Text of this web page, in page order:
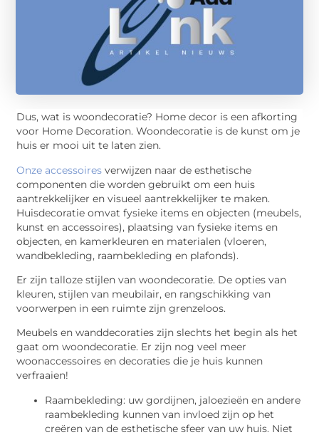
Dus, wat is woondecoratie? Home decor is een afkorting
voor Home Decoration. Woondecoratie is de kunst om je
huis er mooi uit te laten zien.
Onze accessoires verwijzen naar de esthetische
componenten die worden gebruikt om een ​​huis
aantrekkelijker en visueel aantrekkelijker te maken.
Huisdecoratie omvat fysieke items en objecten (meubels,
kunst en accessoires), plaatsing van fysieke items en
objecten, en kamerkleuren en materialen (vloeren,
wandbekleding, raambekleding en plafonds).
Er zijn talloze stijlen van woondecoratie. De opties van
kleuren, stijlen van meubilair, en rangschikking van
voorwerpen in een ruimte zijn grenzeloos.
Meubels en wanddecoraties zijn slechts het begin als het
gaat om woondecoratie. Er zijn nog veel meer
woonaccessoires en decoraties die je huis kunnen
verfraaien!
Raambekleding: uw gordijnen, jaloezieën en andere
raambekleding kunnen van invloed zijn op het
creëren van de esthetische sfeer van uw huis. Niet